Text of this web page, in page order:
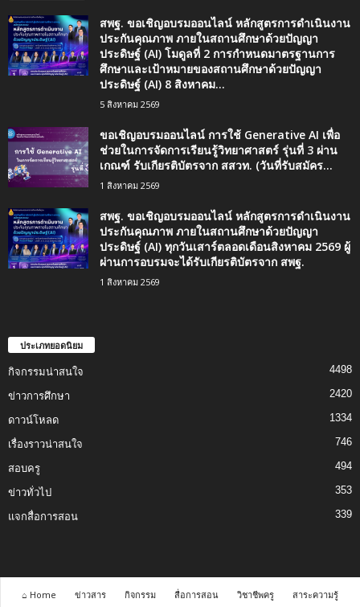
สพฐ. ขอเชิญอบรมออนไลน์ หลักสูตรการดำเนินงาน
ประกันคุณภาพ ภายในสถานศึกษาด้วยปัญญา
ประดิษฐ์ (AI) โมดูลที่ 2 การกำหนดมาตรฐานการ
ศึกษาและเป้าหมายของสถานศึกษาด้วยปัญญา
ประดิษฐ์ (AI) 8 สิงหาคม...
5 สิงหาคม 2569
ขอเชิญอบรมออนไลน์ การใช้ Generative AI เพื่อ
ช่วยในการจัดการเรียนรู้วิทยาศาสตร์ รุ่นที่ 3 ผ่าน
เกณฑ์ รับเกียรติบัตรจาก สสวท. (วันที่รับสมัคร...
1 สิงหาคม 2569
สพฐ. ขอเชิญอบรมออนไลน์ หลักสูตรการดำเนินงาน
ประกันคุณภาพ ภายในสถานศึกษาด้วยปัญญา
ประดิษฐ์ (AI) ทุกวันเสาร์ตลอดเดือนสิงหาคม 2569 ผู้
ผ่านการอบรมจะได้รับเกียรติบัตรจาก สพฐ.
1 สิงหาคม 2569
ประเภทยอดนิยม
กิจกรรมน่าสนใจ 4498
ข่าวการศึกษา 2420
ดาวน์โหลด 1334
เรื่องราวน่าสนใจ 746
สอบครู 494
ข่าวทั่วไป 353
แจกสื่อการสอน 339
⌂ Home ข่าวสาร กิจกรรม สื่อการสอน วิชาชีพครู สาระความรู้